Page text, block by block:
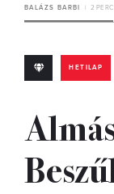
BALÁZS BARBI 2 PERC
HETILAP